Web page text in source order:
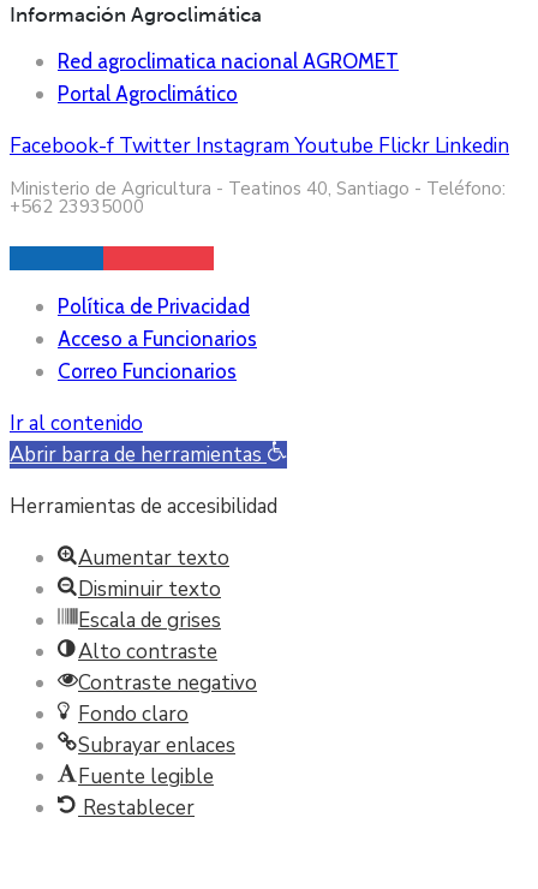
Información Agroclimática
Red agroclimatica nacional AGROMET
Portal Agroclimático
Facebook-f Twitter InstagramYoutube Flickr Linkedin
Ministerio de Agricultura - Teatinos 40, Santiago - Teléfono:
+562 23935000
Política de Privacidad
Acceso a Funcionarios
Correo Funcionarios
Ir al contenido
Abrir barra de herramientas
Herramientas de accesibilidad
Aumentar texto
Disminuir texto
Escala de grises
Alto contraste
Contraste negativo
Fondo claro
Subrayar enlaces
Fuente legible
Restablecer